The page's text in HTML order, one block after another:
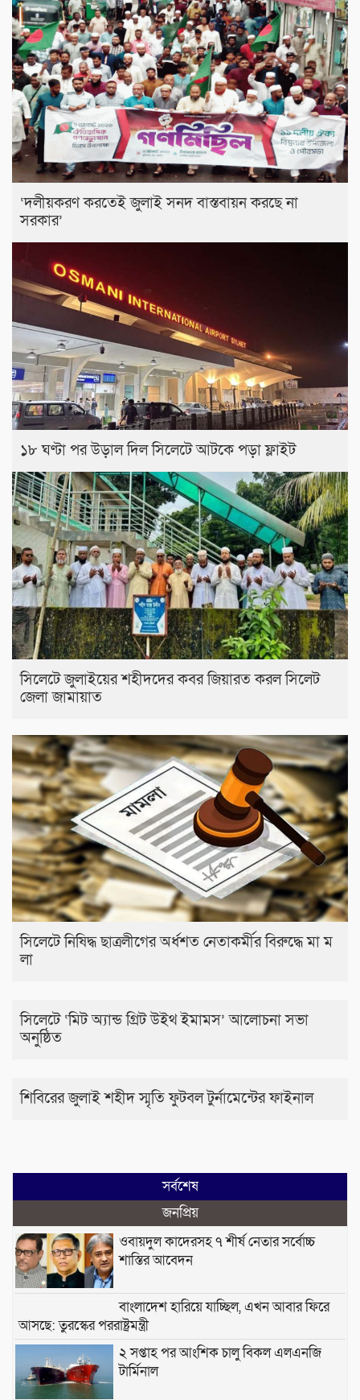
‘দলীয়করণ করতেই জুলাই সনদ বাস্তবায়ন করছে না
সরকার’
১৮ ঘণ্টা পর উড়াল দিল সিলেটে আটকে পড়া ফ্লাইট
সিলেটে জুলাইয়ের শহীদদের কবর জিয়ারত করল সিলেট
জেলা জামায়াত
সিলেটে নিষিদ্ধ ছাত্রলীগের অর্ধশত নেতাকর্মীর বিরুদ্ধে মা ম
লা
সিলেটে ‘মিট অ্যান্ড গ্রিট উইথ ইমামস’ আলোচনা সভা
অনুষ্ঠিত
শিবিরের জুলাই শহীদ স্মৃতি ফুটবল টুর্নামেন্টের ফাইনাল
সর্বশেষ
জনপ্রিয়
ওবায়দুল কাদেরসহ ৭ শীর্ষ নেতার সর্বোচ্চ
শাস্তির আবেদন
বাংলাদেশ হারিয়ে যাচ্ছিল, এখন আবার ফিরে
আসছে: তুরস্কের পররাষ্ট্রমন্ত্রী
২ সপ্তাহ পর আংশিক চালু বিকল এলএনজি
টার্মিনাল